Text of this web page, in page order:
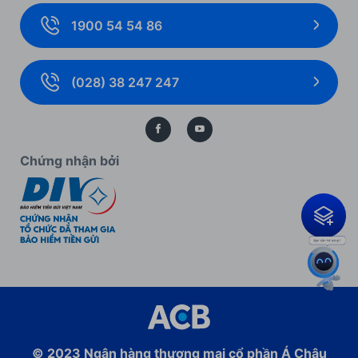
Giải pháp thanh toán
Thẻ doanh nghiệp
Bảo lãnh
Ưu đãi khách hàng doanh nghiệp
Biểu mẫu, biểu phí cá nhân
Biểu mẫu, biểu phí doanh nghiệp
Kiến thức ngân hàng
Bảo vệ dữ liệu cá nhân
1900 54 54 86
(028) 38 247 247
Chứng nhận bởi
© 2023 Ngân hàng thương mại cổ phần Á Châu